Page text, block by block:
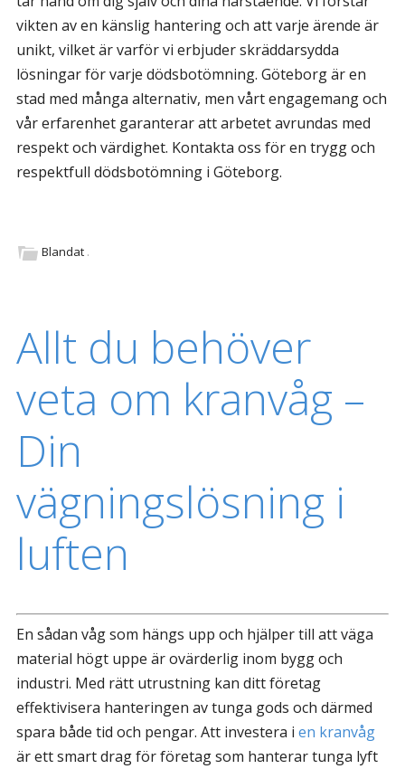
vikten av en känslig hantering och att varje ärende är
unikt, vilket är varför vi erbjuder skräddarsydda
lösningar för varje dödsbotömning. Göteborg är en
stad med många alternativ, men vårt engagemang och
vår erfarenhet garanterar att arbetet avrundas med
respekt och värdighet. Kontakta oss för en trygg och
respektfull dödsbotömning i Göteborg.
Blandat.
Allt du behöver
veta om kranvåg –
Din
vägningslösning i
luften
En sådan våg som hängs upp och hjälper till att väga
material högt uppe är ovärderlig inom bygg och
industri. Med rätt utrustning kan ditt företag
effektivisera hanteringen av tunga gods och därmed
spara både tid och pengar. Att investera i en kranvåg
är ett smart drag för företag som hanterar tunga lyft